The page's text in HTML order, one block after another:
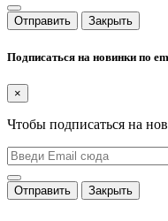
Отправить Закрыть
Подписаться на новинки по
×
Чтобы подписаться на
Отправить Закрыть